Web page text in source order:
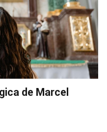
de Marcel